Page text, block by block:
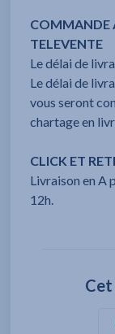
COMMANDE
TELEVENTE
Le délai de
Le délai de
vous seront
chartage en
CLICK ET
Livraison en A
12h.